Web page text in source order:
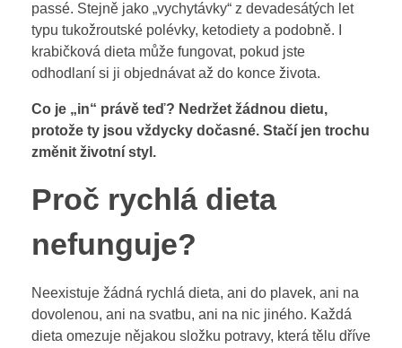
passé. Stejně jako „vychytávky“ z devadesátých let
typu tukožroutské polévky, ketodiety a podobně. I
krabičková dieta může fungovat, pokud jste
odhodlaní si ji objednávat až do konce života.
Co je „in“ právě teď? Nedržet žádnou dietu,
protože ty jsou vždycky dočasné. Stačí jen trochu
změnit životní styl.
Proč rychlá dieta
nefunguje?
Neexistuje žádná rychlá dieta, ani do plavek, ani na
dovolenou, ani na svatbu, ani na nic jiného. Každá
dieta omezuje nějakou složku potravy, která tělu dříve